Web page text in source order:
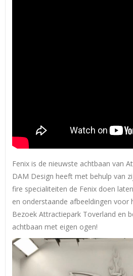
Fenix is de nieuwste achtbaan van
DAM Design heeft met behulp van
fire specialiteiten de Fenix doen
en onderstaande afbeeldingen voor
Bezoek Attractiepark Toverland en
achtbaan met eigen ogen!